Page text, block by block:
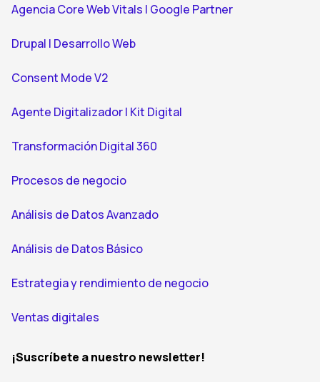
Agencia Core Web Vitals | Google Partner
Drupal | Desarrollo Web
Consent Mode V2
Agente Digitalizador | Kit Digital
Transformación Digital 360
Procesos de negocio
Análisis de Datos Avanzado
Análisis de Datos Básico
Estrategia y rendimiento de negocio
Ventas digitales
¡Suscríbete a nuestro newsletter!